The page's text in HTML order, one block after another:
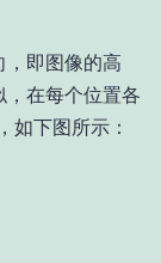
即图像的高
，在每个位置各
如下图所示：